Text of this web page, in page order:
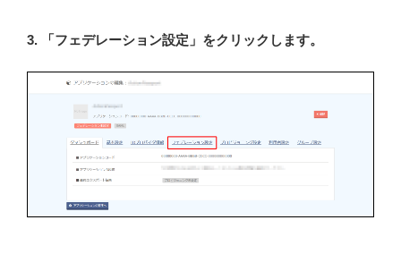
3. 「フェデレーション設定」をクリックします。